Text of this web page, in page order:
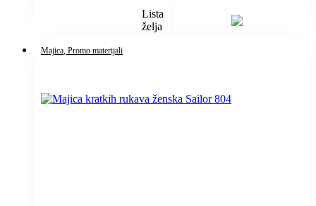
Lista
želja
Majica , Promo materijali